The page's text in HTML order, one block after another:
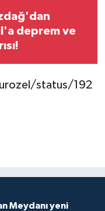
deprem ve
status/192
Meydanı yeni